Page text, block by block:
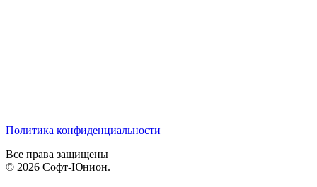
Политика конфиденциальности
Все права защищены
© 2026 Софт-Юнион.